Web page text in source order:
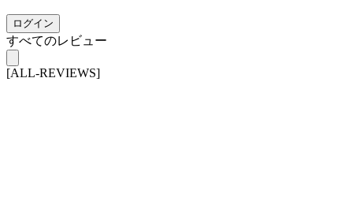
ログイン
すべてのレビュー
[ALL-REVIEWS]